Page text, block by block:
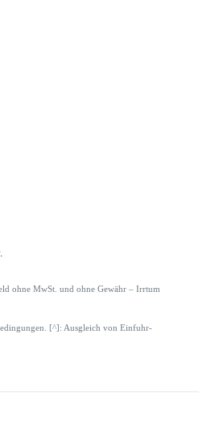
ohne MwSt. und ohne Gewähr – Irrtum
[^]: Ausgleich von Einfuhr-